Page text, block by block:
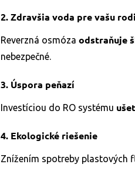
2.Zdravšia voda pre vašu
Reverzná osmóza odstraňuje
nebezpečné.
3. Úspora peňazí
Investíciou do RO systému
4. Ekologické riešenie
Znížením spotreby plastových